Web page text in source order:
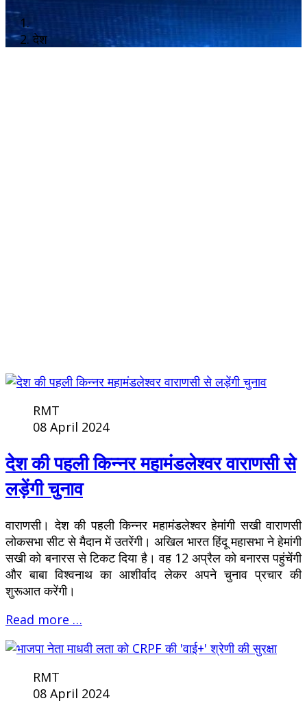
देश
RMT
08 April 2024
देश की पहली किन्नर महामंडलेश्वर वाराणसी से
लड़ेंगी चुनाव
वाराणसी। देश की पहली किन्नर महामंडलेश्वर हेमांगी सखी वाराणसी
लोकसभा सीट से मैदान में उतरेंगी। अखिल भारत हिंदू महासभा ने हेमांगी
सखी को बनारस से टिकट दिया है। वह 12 अप्रैल को बनारस पहुंचेंगी
और बाबा विश्वनाथ का आशीर्वाद लेकर अपने चुनाव प्रचार की
शुरूआत करेंगी।
Read more …
RMT
08 April 2024